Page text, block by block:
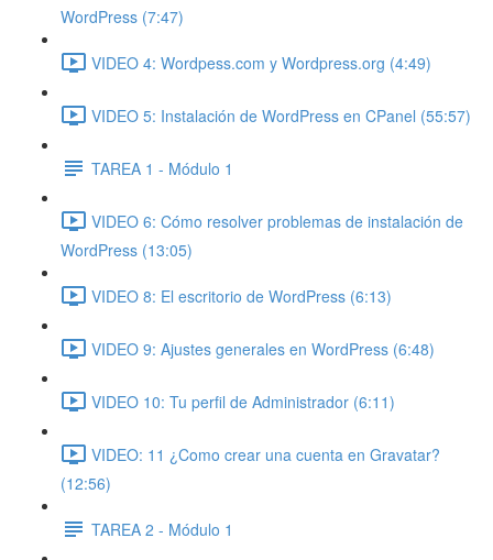
WordPress (7:47)
VIDEO 4: Wordpess.com y Wordpress.org (4:49)
VIDEO 5: Instalación de WordPress en CPanel (55:57)
TAREA 1 - Módulo 1
VIDEO 6: Cómo resolver problemas de instalación de
WordPress (13:05)
VIDEO 8: El escritorio de WordPress (6:13)
VIDEO 9: Ajustes generales en WordPress (6:48)
VIDEO 10: Tu perfil de Administrador (6:11)
VIDEO: 11 ¿Como crear una cuenta en Gravatar?
(12:56)
TAREA 2 - Módulo 1